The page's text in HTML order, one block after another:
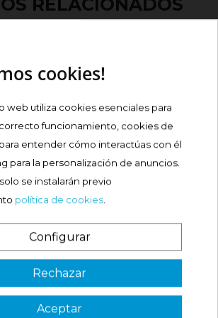
LABIAL PIEL...
Precio
4,35 €
Comprar
EUCERIN PROTECTOR
LABIAL FPS15 DUPLO
Precio
6,77 €
primera vez? ¡SORPRESA!
cookies!
web utiliza cookies esenciales para
funcionamiento, cookies de
entender cómo interactúas con él
para la personalización de anuncios.
se instalarán previo
política de cookies.
Configurar
Rechazar
Aceptar